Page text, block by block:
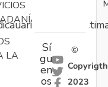
LA
Sí
gu
en
os
©
Copyrigth
2023